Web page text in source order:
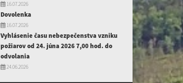
16.07.2026
Dovolenka
16.07.2026
Vyhlásenie času nebezpečenstva vzniku
požiarov od 24. júna 2026 7,00 hod. do
odvolania
24.06.2026